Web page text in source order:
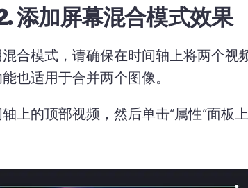
添加屏幕混合模式效果
合模式，请确保在时间轴上将两个视
也适用于合并两个图像。
上的顶部视频，然后单击“属性”面板